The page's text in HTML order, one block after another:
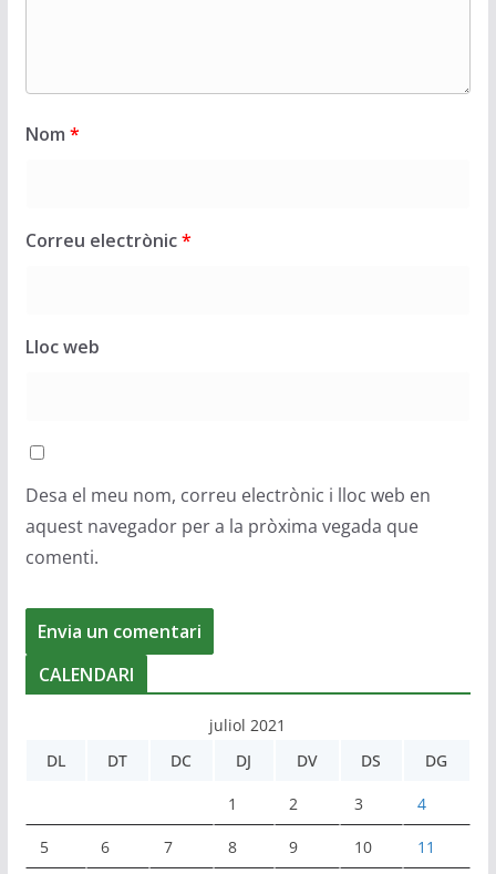
Nom *
Correu electrònic*
Lloc web
Desa el meu nom, correu electrònic i lloc web en
aquest navegador per a la pròxima vegada que
comenti.
CALENDARI
juliol 2021
DL
DT DC DJ DV DS DG
1 2 3 4
5 6 7 8 9 10 11